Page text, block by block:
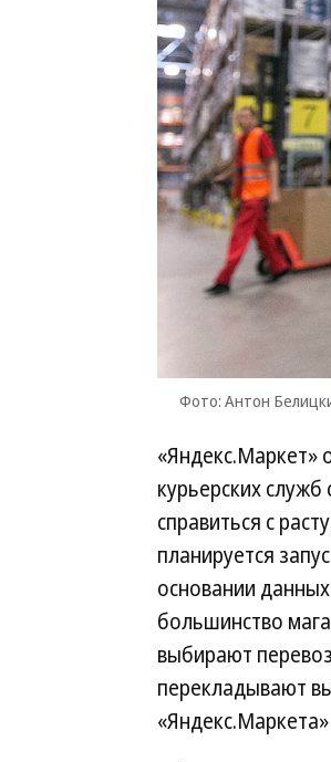
Фото: Антон
«Яндекс.Маркет»
курьерских
справиться с
планируется
основании
большинство
выбирают
перекладывают